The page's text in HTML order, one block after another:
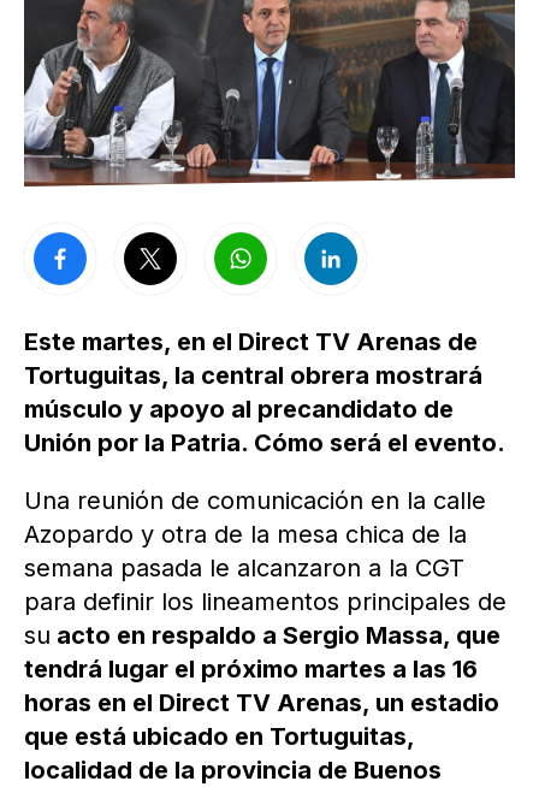
Este martes, en el Direct TV Arenas de
Tortuguitas, la central obrera mostrará
músculo y apoyo al precandidato de
Unión por la Patria. Cómo será el evento.
Una reunión de comunicación en la calle
Azopardo y otra de la mesa chica de la
semana pasada le alcanzaron a la CGT
para definir los lineamentos principales de
su acto en respaldo a Sergio Massa, que
tendrá lugar el próximo martes a las 16
horas en el Direct TV Arenas, un estadio
que está ubicado en Tortuguitas,
localidad de la provincia de Buenos